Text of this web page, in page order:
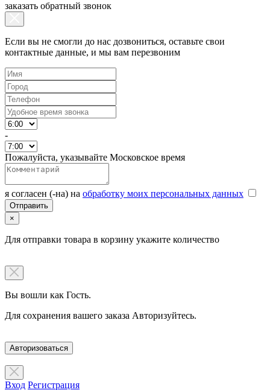
заказать обратный звонок
Если вы не смогли до нас дозвониться, оставьте свои
контактные данные, и мы вам перезвоним
-
Пожалуйста, указывайте Московское время
я согласен (-на) на обработку моих персональных данных
×
Для отправки товара в корзину укажите количество
Вы вошли как Гость.
Для сохранения вашего заказа Авторизуйтесь.
Авторизоваться
Вход Регистрация